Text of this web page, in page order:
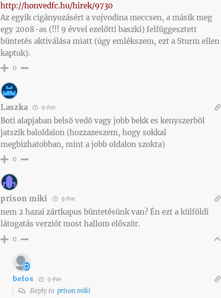
http://honvedfc.hu/hirek/9730
Az egyik cigányozásért a vojvodina meccsen, a másik meg
egy 2008-as (!!! 9 évvel ezelőtti baszki) felfüggesztett
büntetés aktiválása miatt (úgy emlékszem, ezt a Sturm ellen
kaptuk).
0
Laszka 9 éve
Boti alapjaban belsö vedö vagy jobb bekk es kenyszerböl
jatszik baloldalon (hozzazeszem, hogy sokkal
megbizhatobban, mint a jobb oldalon szokta)
0
prison miki 9 éve
nem 2 hazai zártkapus büntetésünk van? Én ezt a külföldi
látogatás verziót most hallom először.
0
belos 9 éve
Reply to prison miki